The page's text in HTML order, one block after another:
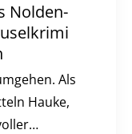
Nolden-
Als
Hauke,